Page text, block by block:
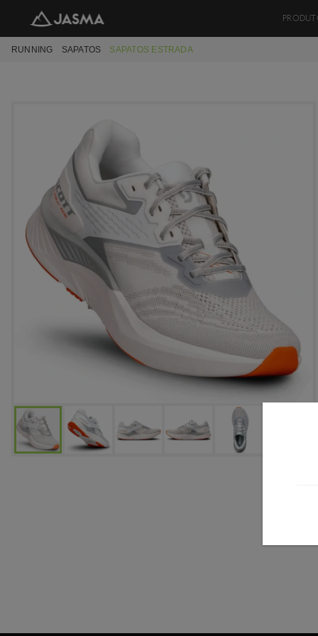
RUNNING SAPATOS SAPATOS ESTRADA